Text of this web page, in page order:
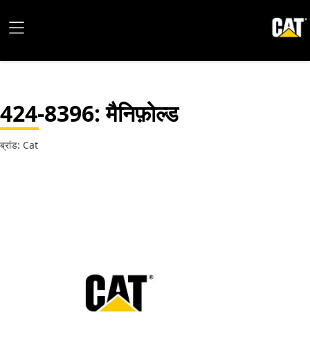
424-8396: मैनिफ़ोल्ड
ब्रांड: Cat